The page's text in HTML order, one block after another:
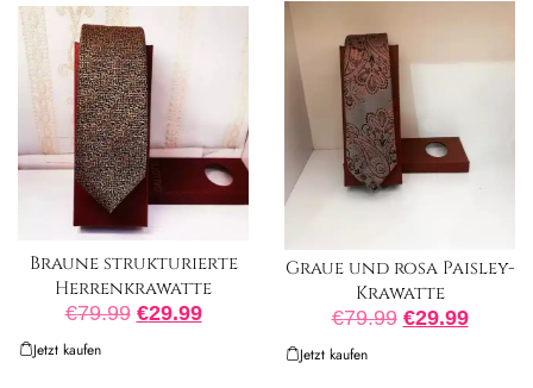
Braune strukturierte
Herrenkrawatte
€79.99 €29.99
Jetzt kaufen
Graue und rosa Paisley-
Krawatte
€79.99 €29.99
Jetzt kaufen